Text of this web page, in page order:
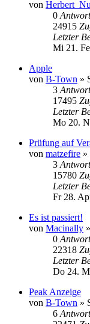
von
0
24915
Letzter
Mi 21.
Apple
von B-Town »
3
17495
Letzter
Mo 20.
Prüfung auf
von matzefire »
3
15780
Letzter
Fr 28.
Es ist passiert!
von Macinally
0
22318
Letzter
Do 24.
Peak Anzeige
von B-Town »
6